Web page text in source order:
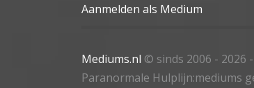
Aanmelden als Medium
Mediums.nl © sinds 2006 - 2026
Paranormale Hulplijn:mediums